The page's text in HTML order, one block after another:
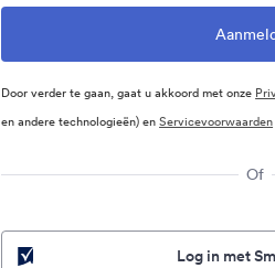
Door verder te gaan, gaat u akkoord met onze
en andere technologieën) enServicevoorwaarden
Of
Log in met